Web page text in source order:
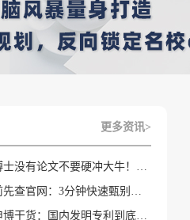
更多资讯>
【博士申请】申请博士没有论文不要硬冲大牛！学会精准筛选导师
【博士申请】套磁前先查官网：3分钟快速甄别只收985/高绩点的内卷课题组
【博士留学】海外申博干货：国内发明专利到底能不能加分？含金量一文讲透